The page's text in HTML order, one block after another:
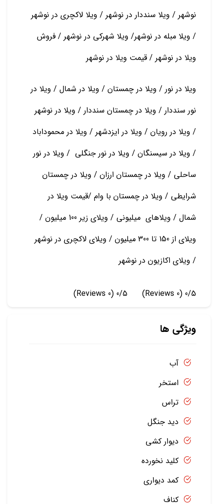
نوشهر / ویلا سنددار در نوشهر / ویلا لاکچری در نوشهر
/ ویلا مبله در نوشهر/ ویلا شهرکی در نوشهر / فروش
ویلا در نوشهر / قیمت ویلا در نوشهر
ویلا در نور / ویلا در چمستان / ویلا در شمال / ویلا در
نور سنددار / ویلا در چمستان سنددار / ویلا در نوشهر
/ ویلا در رویان / ویلا در ایزدشهر / ویلا در محموداباد
/ ویلا در سیسنگان / ویلا در نور جنگلی / ویلا در نور
ساحلی / ویلا در چمستان ارزان / ویلا در چمستان
شرایطی / ویلا در چمستان با وام /قیمت ویلا در
شمال / ویلاهای میلیونی / ویلای زیر 100 میلیون /
ویلای از 150 تا 300 میلیون / ویلای لاکچری در نوشهر
/ ویلای اکازیون در نوشهر
0/5
(0 Reviews)
0/5
(0 Reviews)
ویژگی ها
آب
استخر
تراس
دید جنگل
دیوار کشی
کلید نخورده
کمد دیواری
کناف